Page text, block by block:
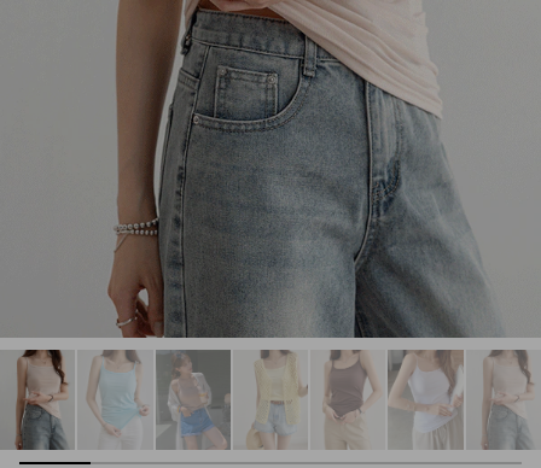
여름 잠옷 장마템 기획전